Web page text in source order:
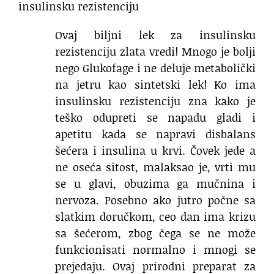
insulinsku rezistenciju
Ovaj biljni lek za insulinsku
rezistenciju zlata vredi! Mnogo je bolji
nego Glukofage i ne deluje metabolički
na jetru kao sintetski lek! Ko ima
insulinsku rezistenciju zna kako je
teško odupreti se napadu gladi i
apetitu kada se napravi disbalans
šećera i insulina u krvi. Čovek jede a
ne oseća sitost, malaksao je, vrti mu
se u glavi, obuzima ga mučnina i
nervoza. Posebno ako jutro počne sa
slatkim doručkom, ceo dan ima krizu
sa šećerom, zbog čega se ne može
funkcionisati normalno i mnogi se
prejedaju. Ovaj prirodni preparat za